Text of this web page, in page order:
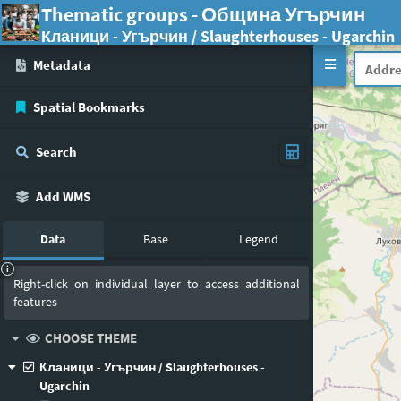
Thematic groups - Община Угърчин
Кланици - Угърчин / Slaughterhouses - Ugarchin
Metadata
Spatial Bookmarks
Search
Add WMS
Data Base Legend
i
Right-click on individual layer to access additional
features
CHOOSE THEME
Кланици - Угърчин / Slaughterhouses -
Ugarchin